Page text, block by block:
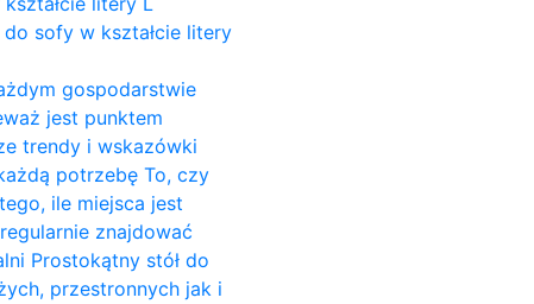
sofy w kształcie litery
gospodarstwie
jest punktem
trendy i wskazówki
potrzebę To, czy
ile miejsca jest
znajdować
Prostokątny stół do
przestronnych jak i